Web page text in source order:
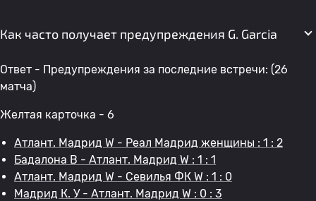
Как часто получает предупреждения G. Garcia
Ответ - Предупреждения за последние встречи: (26
матча)
Желтая карточка - 6
Атлант. Мадрид W - Реал Мадрид женщины : 1 : 2
Бадалона В - Атлант. Мадрид W : 1 : 1
Атлант. Мадрид W - Севилья ФК W : 1 : 0
Мадрид К. У - Атлант. Мадрид W : 0 : 3